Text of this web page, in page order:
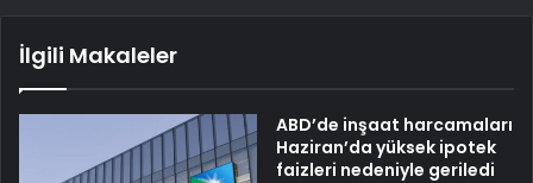
İlgili Makaleler
ABD’de inşaat harcamaları
Haziran’da yüksek ipotek
faizleri nedeniyle geriledi